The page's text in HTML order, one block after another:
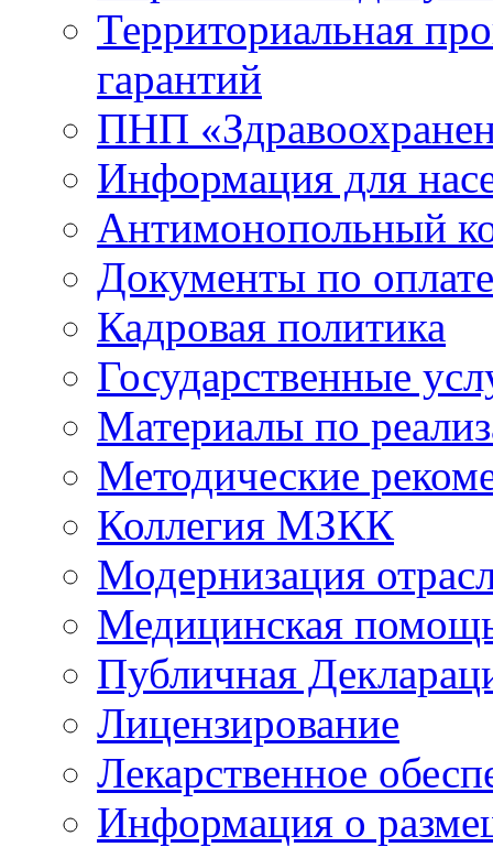
Территориальная
гарантий
ПНП
Информация для
Антимонопольный
Документы по
Кадровая политика
Государственные
Материалы по
Методические
Коллегия МЗКК
Модернизация
Медицинская
Публичная
Лицензирование
Лекарственное
Информация о